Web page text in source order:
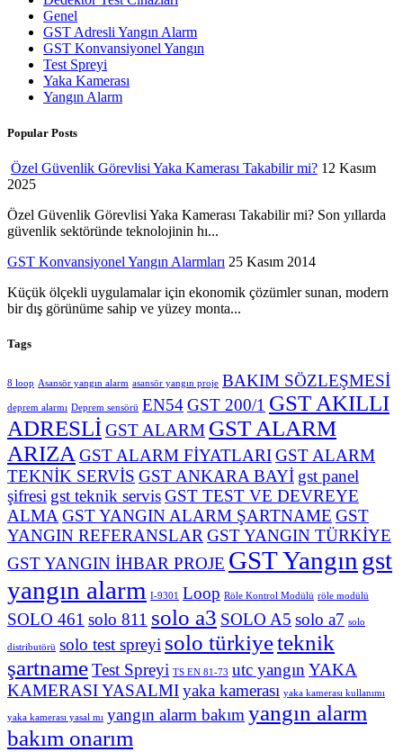
Genel
GST Adresli Yangın Alarm
GST Konvansiyonel Yangın
Test Spreyi
Yaka Kamerası
Yangın Alarm
Popular Posts
Özel Güvenlik Görevlisi Yaka Kamerası Takabilir mi? 12 Kasım
2025
Özel Güvenlik Görevlisi Yaka Kamerası Takabilir mi? Son yıllarda
güvenlik sektöründe teknolojinin hı...
GST Konvansiyonel Yangın Alarmları 25 Kasım 2014
Küçük ölçekli uygulamalar için ekonomik çözümler sunan, modern
bir dış görünüme sahip ve yüzey monta...
Tags
8 loop Asansör yangın alarm asansör yangın proje BAKIM SÖZLEŞMESİ
deprem alarmı Deprem sensörü EN54GST 200/1 GST AKILLI
ADRESLİGST ALARM GST ALARM
ARIZA GST ALARM FİYATLARIGST ALARM
TEKNİK SERVİS GST ANKARA BAYİ gst panel
şifresi gst teknik servisGST TEST VE DEVREYE
ALMA GST YANGIN ALARM ŞARTNAME GST
YANGIN REFERANSLAR GST YANGIN TÜRKİYE
GST YANGIN İHBAR PROJE GST Yangın gst
yangın alarm I-9301 Loop Röle Kontrol Modülü röle modülü
SOLO 461 solo 811 solo a3 SOLO A5 solo a7 solo
distributörü solo test spreyi solo türkiyeteknik
şartnameTest Spreyi TS EN 81-73 utc yangın YAKA
KAMERASI YASALMIyaka kamerası yaka kamerası kullanımı
yaka kamerası yasal mı yangın alarm bakım yangın alarm
bakım onarım